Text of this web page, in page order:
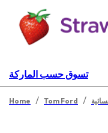
تسوق حسب الماركة
Home / Tom Ford /